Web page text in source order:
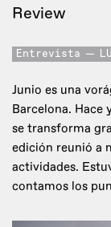
Review
Entrevista
Junio es una
Barcelona. Hace
se transforma
edición reunió a
actividades.
contamos los